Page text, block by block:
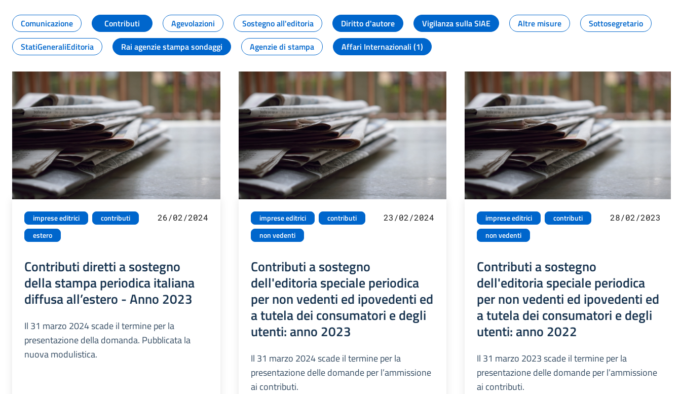
Tutti i contenuti della pagina Notizie
Comunicazione Contributi Agevolazioni Sostegno all'editoria Diritto d'autore Vigilanza sulla SIAE Altre misure
Sottosegretario
StatiGeneraliEditoria
Rai agenzie stampa sondaggi Agenzie di stampa Affari Internazionali (1)
imprese editrici
contributi
estero
26/02/2024
Contributi diretti a sostegno
della stampa periodica italiana
diffusa all’estero - Anno 2023
Il 31 marzo 2024 scade il termine per la
presentazione della domanda. Pubblicata la
nuova modulistica.
imprese editrici
contributi
non vedenti
23/02/2024
Contributi a sostegno
dell'editoria speciale periodica
per non vedenti ed ipovedenti ed
a tutela dei consumatori e degli
utenti: anno 2023
Il 31 marzo 2024 scade il termine per la
presentazione delle domande per l’ammissione
ai contributi.
imprese editrici
contributi
non vedenti
28/02/2023
Contributi a sostegno
dell'editoria speciale periodica
per non vedenti ed ipovedenti ed
a tutela dei consumatori e degli
utenti: anno 2022
Il 31 marzo 2023 scade il termine per la
presentazione delle domande per l’ammissione
ai contributi.